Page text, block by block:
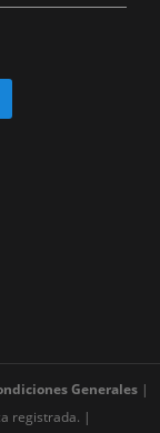
Generales
registrada.